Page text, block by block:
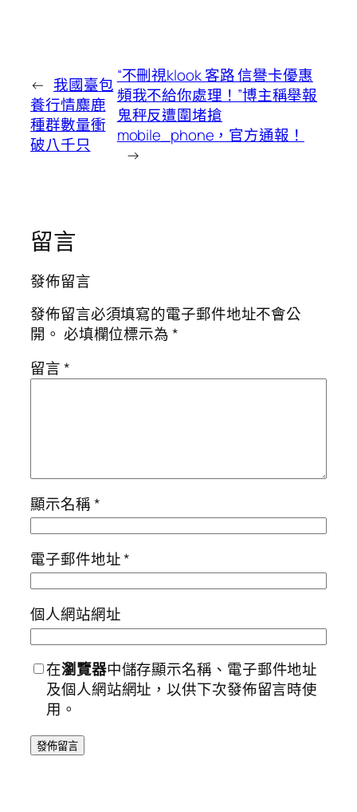
← 我國臺包
養行情麋鹿
種群數量衝
破八千只
“不刪視klook 客路 信譽卡優惠
頻我不給你處理！”博主稱舉報
鬼秤反遭圍堵搶
mobile_phone，官方通報！
→
留言
發佈留言
發佈留言必須填寫的電子郵件地址不會公
開。 必填欄位標示為*
留言*
顯示名稱*
電子郵件地址*
個人網站網址
在瀏覽器中儲存顯示名稱、電子郵件地址
及個人網站網址，以供下次發佈留言時使
用。